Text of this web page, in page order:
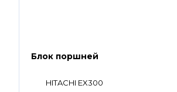
Блок поршней
HITACHI EX300